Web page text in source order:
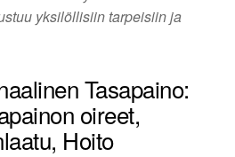
yksilöllisiin tarpeisiin ja
Tasapaino:
oireet,
Hoito